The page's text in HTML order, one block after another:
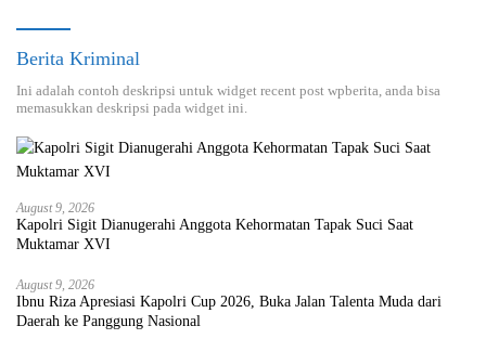
Berita Kriminal
Ini adalah contoh deskripsi untuk widget recent post wpberita, anda bisa
memasukkan deskripsi pada widget ini.
August 9, 2026
Kapolri Sigit Dianugerahi Anggota Kehormatan Tapak Suci Saat
Muktamar XVI
August 9, 2026
Ibnu Riza Apresiasi Kapolri Cup 2026, Buka Jalan Talenta Muda dari
Daerah ke Panggung Nasional